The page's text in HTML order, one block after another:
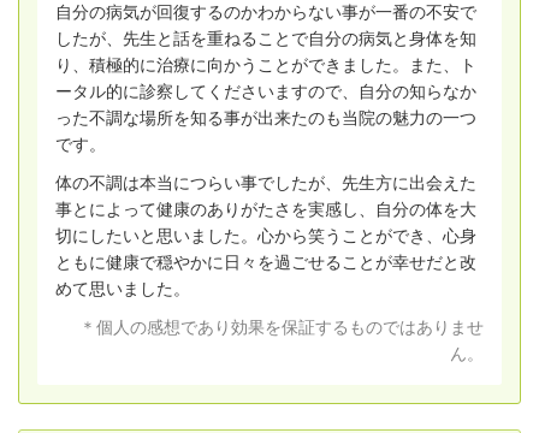
自分の病気が回復するのかわからない事が一番の不安で
したが、先生と話を重ねることで自分の病気と身体を知
り、積極的に治療に向かうことができました。また、ト
ータル的に診察してくださいますので、自分の知らなか
った不調な場所を知る事が出来たのも当院の魅力の一つ
です。
体の不調は本当につらい事でしたが、先生方に出会えた
事とによって健康のありがたさを実感し、自分の体を大
切にしたいと思いました。心から笑うことができ、心身
ともに健康で穏やかに日々を過ごせることが幸せだと改
めて思いました。
＊個人の感想であり効果を保証するものではありませ
ん。